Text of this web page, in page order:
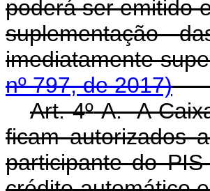
poderá ser emitido
suplementação
nº 797, de 2017)
Art. 4º-A. A
ficam autorizados
participante do